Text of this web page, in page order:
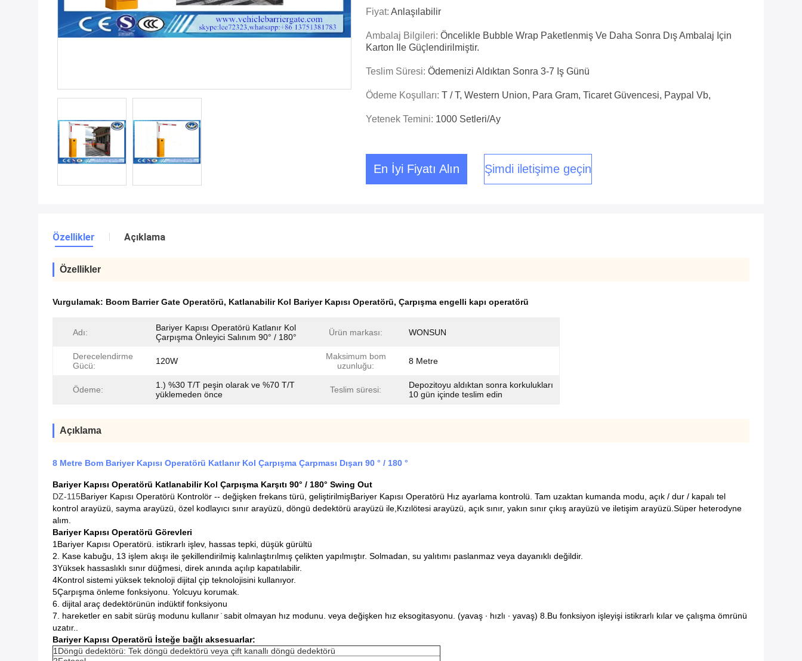
Fiyat: Anlaşılabilir
Ambalaj Bilgileri: Öncelikle Bubble Wrap Paketlenmiş Ve Daha Sonra Dış Ambalaj Için
Karton Ile Güçlendirilmiştir.
Teslim Süresi: Ödemenizi Aldıktan Sonra 3-7 Iş Günü
Ödeme Koşulları: T / T, Western Union, Para Gram, Ticaret Güvencesi, Paypal Vb,
Yetenek Temini: 1000 Setleri/ay
En İyi Fiyatı Alın Şimdi iletişime geçin
Özellikler Açıklama
Özellikler
Vurgulamak: Boom Barrier Gate Operatörü, Katlanabilir Kol Bariyer Kapısı Operatörü, Çarpışma engelli kapı operatörü
Adı:
Bariyer Kapısı Operatörü Katlanır Kol
Çarpışma Önleyici Salınım 90° / 180°
Ürün markası: WONSUN
Derecelendirme
Gücü:
120W
Maksimum bom
uzunluğu:
8 Metre
Ödeme:
1.) %30 T/T peşin olarak ve %70 T/T
yüklemeden önce
Teslim süresi:
Depozitoyu aldıktan sonra korkulukları
10 gün içinde teslim edin
Açıklama
8 Metre Bom Bariyer Kapısı Operatörü Katlanır Kol Çarpışma Çarpması Dışarı 90 ° / 180 °
Bariyer Kapısı Operatörü Katlanabilir Kol Çarpışma Karşıtı 90° / 180° Swing Out
DZ-115Bariyer Kapısı Operatörü Kontrolör -- değişken frekans türü, geliştirilmişBariyer Kapısı Operatörü Hız ayarlama kontrolü. Tam uzaktan kumanda modu, açık / dur / kapalı tel
kontrol arayüzü, sayma arayüzü, özel kodlayıcı sınır arayüzü, döngü dedektörü arayüzü ile,Kızılötesi arayüzü, açık sınır, yakın sınır çıkış arayüzü ve iletişim arayüzü. Süper heterodyne
alım.
Bariyer Kapısı Operatörü Görevleri
1Bariyer Kapısı Operatörü.
istikrarlı işlev, hassas tepki, düşük gürültü
2. Kase kabuğu, 13 işlem akışı ile şekillendirilmiş kalınlaştırılmış çelikten yapılmıştır. Solmadan, su yalıtımı paslanmaz veya dayanıklı değildir.
3Yüksek hassaslıklı sınır düğmesi, direk anında açılıp kapatılabilir.
4Kontrol sistemi yüksek teknoloji dijital çip teknolojisini kullanıyor.
5Çarpışma önleme fonksiyonu. Yolcuyu korumak.
6. dijital araç dedektörünün indüktif fonksiyonu
7. hareketler en sabit sürüş modunu kullanır ̇ sabit olmayan hız modunu. veya değişken hız eksogitasyonu. (yavaş ∙ hızlı ∙ yavaş) 8.Bu fonksiyon işleyişi istikrarlı kılar ve çalışma ömrünü
uzatır..
Bariyer Kapısı Operatörü İsteğe bağlı aksesuarlar:
1Döngü dedektörü: Tek döngü dedektörü veya çift kanallı döngü dedektörü